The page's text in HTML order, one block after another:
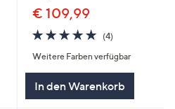
€ 109,99
5.0
von
5
(4)4
Weitere Farben verfügbar
In den Warenkorb